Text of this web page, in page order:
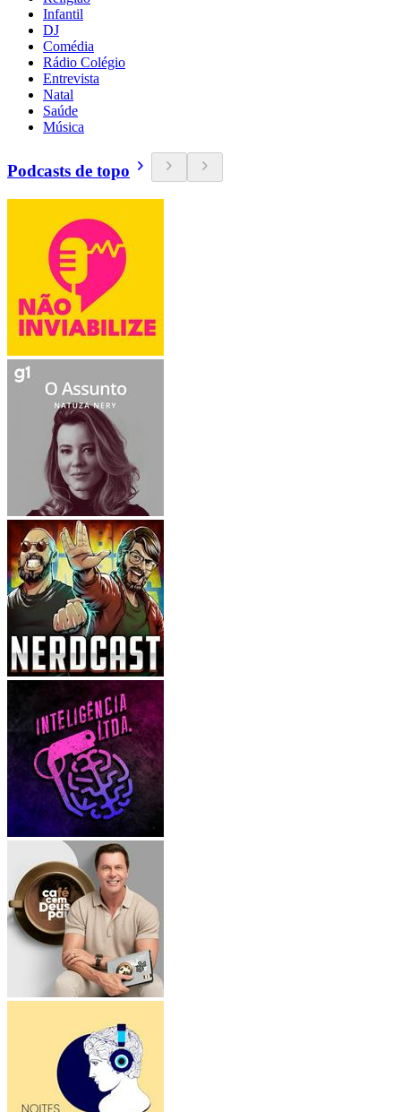
Infantil
DJ
Comédia
Rádio Colégio
Entrevista
Natal
Saúde
Música
Podcasts de topo